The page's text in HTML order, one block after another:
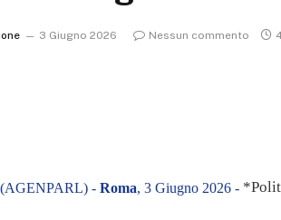
3 Giugno 2026 Nessun commento
(AGENPARL) - Roma, 3 Giugno 2026 -